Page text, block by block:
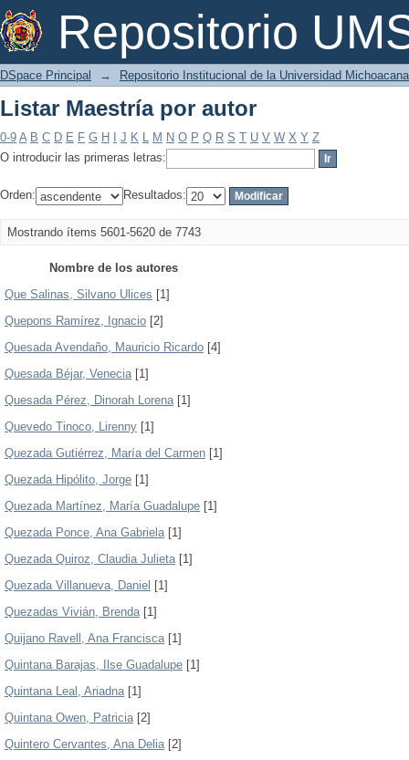
Repositorio
Listar Maestría por autor
DSpace Principal → Repositorio Institucional de la Universidad
Listar Maestría por autor
0-9 A B C D E F G H J K L M N O P Q R S T U V W X Y Z
O introducir las primeras letras:
Orden: Resultados:
Mostrando ítems 5601-5620 de 7743
Nombre de los autores
Que Salinas, Silvano Ulices [1]
Quepons Ramírez, Ignacio [2]
Quesada Avendaño, Mauricio Ricardo [4]
Quesada Béjar, Venecia[1]
Quesada Pérez, Dinorah Lorena[1]
Quevedo Tinoco, Lirenny [1]
Quezada Gutiérrez, María del Carmen [1]
Quezada Hipólito, Jorge [1]
Quezada Martínez, María Guadalupe [1]
Quezada Ponce, Ana Gabriela[1]
Quezada Quiroz, Claudia Julieta[1]
Quezada Villanueva, Daniel [1]
Quezadas Vivián, Brenda[1]
Quijano Ravell, Ana Francisca[1]
Quintana Barajas, Ilse Guadalupe [1]
Quintana Leal, Ariadna[1]
Quintana Owen, Patricia[2]
Quintero Cervantes, Ana Delia[2]